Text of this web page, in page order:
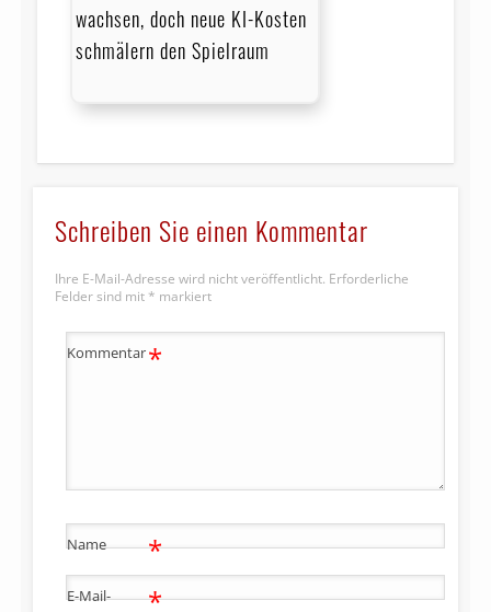
wachsen, doch neue KI-Kosten
schmälern den Spielraum
Schreiben Sie einen Kommentar
Ihre E-Mail-Adresse wird nicht veröffentlicht. Erforderliche
Felder sind mit * markiert
Kommentar*
Name *
E-Mail- *